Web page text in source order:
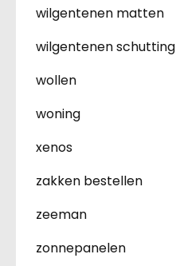
wilgentenen matten
wilgentenen schutting
wollen
woning
xenos
zakken bestellen
zeeman
zonnepanelen